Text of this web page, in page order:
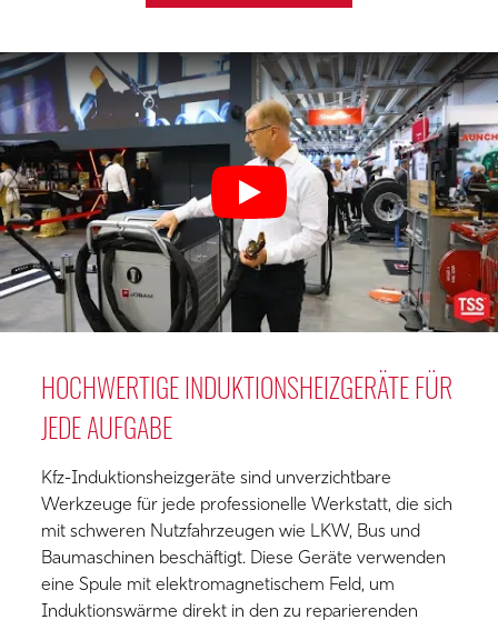
HOCHWERTIGE INDUKTIONSHEIZGERÄTE FÜR
JEDE AUFGABE
Kfz-Induktionsheizgeräte sind unverzichtbare
Werkzeuge für jede professionelle Werkstatt, die sich
mit schweren Nutzfahrzeugen wie LKW, Bus und
Baumaschinen beschäftigt. Diese Geräte verwenden
eine Spule mit elektromagnetischem Feld, um
Induktionswärme direkt in den zu reparierenden